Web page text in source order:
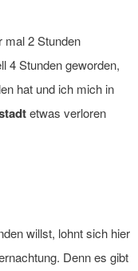
mal 2 Stunden
4 Stunden geworden,
hat und ich mich in
etwas verloren
willst, lohnt sich hier
Denn es gibt